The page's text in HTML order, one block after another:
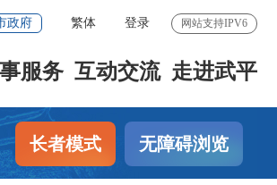
政府 繁体 登录 网站支持IPV6
服务 互动交流 走进武平
长者模式 无障碍浏览